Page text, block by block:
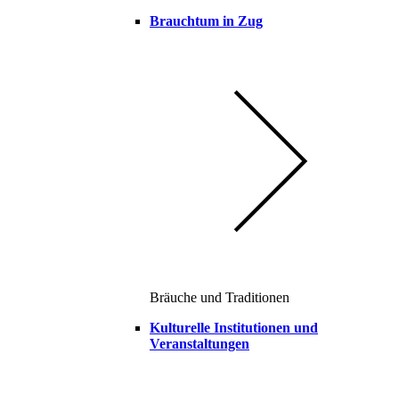
Brauchtum in Zug
Bräuche und Traditionen
Kulturelle Institutionen und
Veranstaltungen